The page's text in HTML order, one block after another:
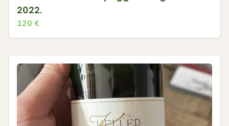
2022.
120 €